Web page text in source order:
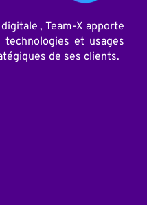
, Team-X apporte
et usages
de ses clients.